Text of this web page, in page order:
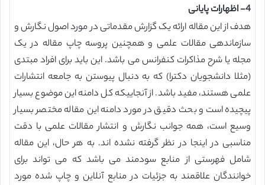
4- اظهارات پایانی
هدف از این مقاله ارائه یک گزارش مقدماتی در مورد اصول نگارش و
سازماندهی مقالات علمی و همچنین پروسه چاپ مقاله در یک
مجله یا شرح مذاکرات کنفرانس می باشد. این باید برای افراد مبتدی
(مثلا دانشجویان دکترا) که به دنبال پیوستن به جامعه انتشارات
علمی هستند، مفید باشد. از آنجاییکه کل دامنه این موضوع بسیار
پیچیده است و بحث دقیق در مورد دامنه این مقاله مختصر بسیار
وسیع است، همه جوانب نگارش و انتشار مقالات علمی با دقت
مناسبی در اینجا در نظر گرفته نشده اند. به هر حال، این مقاله
شامل فهرستی از منابع سودمند می باشد که می تواند برای
خوانندگان علاقمند به جزئیات در منابع آنلاین و چاپ شده مورد